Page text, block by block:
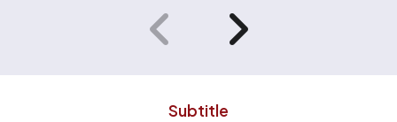
Subtitle